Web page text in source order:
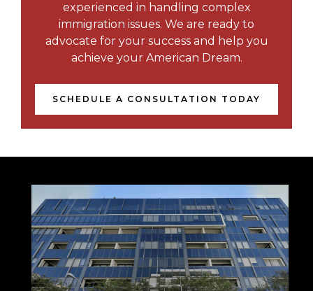
experienced in handling complex
immigration issues. We are ready to
advocate for your success and help you
achieve your American Dream.
SCHEDULE A CONSULTATION TODAY